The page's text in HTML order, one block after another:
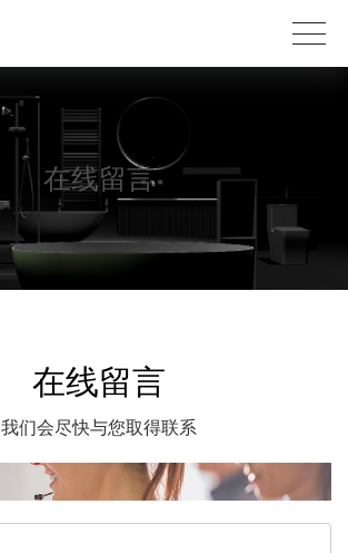
在线留言
在线留言
我们会尽快与您取得联系